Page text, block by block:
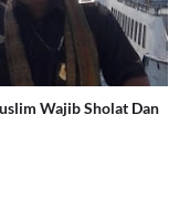
Wajib Sholat Dan